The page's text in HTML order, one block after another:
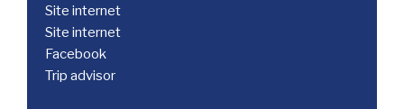
Site internet
Site internet
Facebook
Trip advisor